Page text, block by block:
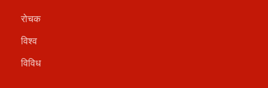
रोचक
विश्व
विविध